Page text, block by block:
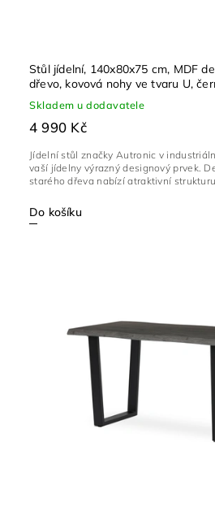
Stůl jídelní, 140x80x75 cm, MDF
dřevo, kovová nohy ve tvaru U,
F4214 OLW
Skladem u dodavatele
4 990 Kč
Do košíku
Jídelní stůl značky Autronic v
vaší jídelny výrazný designový prvek.
starého dřeva nabízí atraktivní